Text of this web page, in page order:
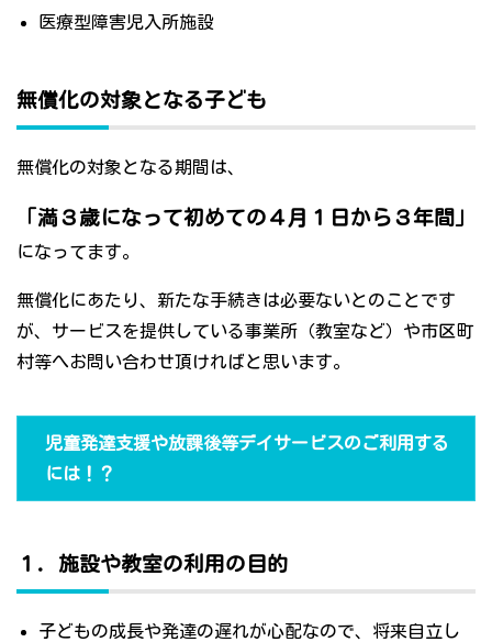
医療型障害児入所施設
無償化の対象となる子ども
無償化の対象となる期間は、
「満３歳になって初めての４月１日から３年間」
になってます。
無償化にあたり、新たな手続きは必要ないとのことです
が、サービスを提供している事業所（教室など）や市区町
村等へお問い合わせ頂ければと思います。
児童発達支援や放課後等デイサービスのご利用する
には！？
１．施設や教室の利用の目的
子どもの成長や発達の遅れが心配なので、将来自立し